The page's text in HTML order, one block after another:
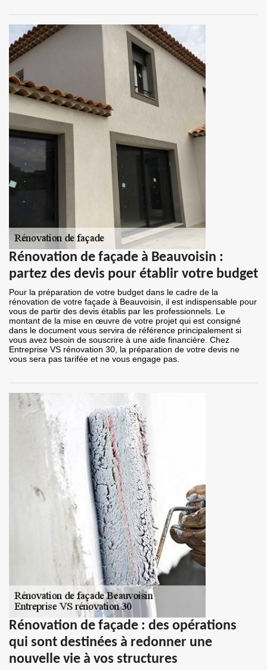
Rénovation de façade à Beauvoisin :
partez des devis pour établir votre budget
Pour la préparation de votre budget dans le cadre de la
rénovation de votre façade à Beauvoisin, il est indispensable pour
vous de partir des devis établis par les professionnels. Le
montant de la mise en œuvre de votre projet qui est consigné
dans le document vous servira de référence principalement si
vous avez besoin de souscrire à une aide financière. Chez
Entreprise VS rénovation 30, la préparation de votre devis ne
vous sera pas tarifée et ne vous engage pas.
Rénovation de façade : des opérations
qui sont destinées à redonner une
nouvelle vie à vos structures